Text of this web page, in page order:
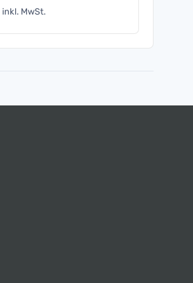
inkl. MwSt.